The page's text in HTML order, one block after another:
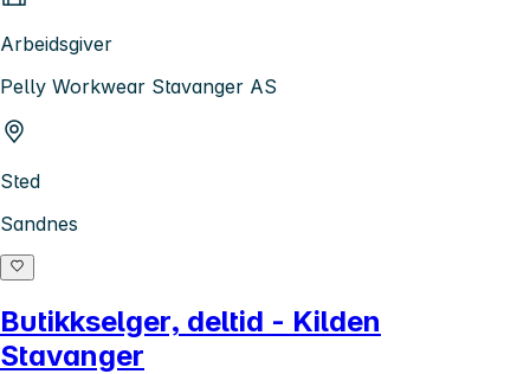
Arbeidsgiver
Pelly Workwear Stavanger AS
Sted
Sandnes
Butikkselger, deltid - Kilden
Stavanger